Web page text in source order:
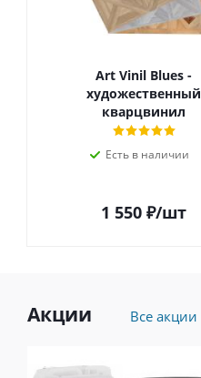
Art Vinil Blues -
художественный
кварцвинил
Есть в наличии
1 550₽/шт
Акции Все акции